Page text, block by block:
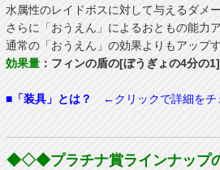
水属性のレイドボスに対して与えるダメ
さらに「おうえん」によるおともの能力
通常の「おうえん」の効果よりもアップす
効果量 ：フィンの盾の[ぼうぎょの4分の
■「装具」とは？ ←クリックで詳細をチ
◆◇◆プラチナ賞ラインナッ